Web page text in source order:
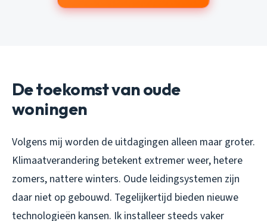
De toekomst van oude
woningen
Volgens mij worden de uitdagingen alleen maar groter.
Klimaatverandering betekent extremer weer, hetere
zomers, nattere winters. Oude leidingsystemen zijn
daar niet op gebouwd. Tegelijkertijd bieden nieuwe
technologieën kansen. Ik installeer steeds vaker